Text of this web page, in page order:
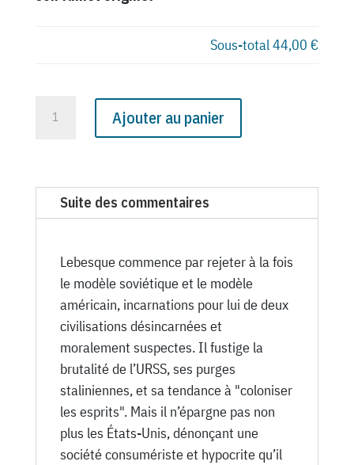
Sous-total44,00 €
du
Canard
Septembre
1952
Ajouter au panier
Suite des commentaires
Lebesque commence par rejeter à la fois
le modèle soviétique et le modèle
américain, incarnations pour lui de deux
civilisations désincarnées et
moralement suspectes. Il fustige la
brutalité de l’URSS, ses purges
staliniennes, et sa tendance à "coloniser
les esprits". Mais il n’épargne pas non
plus les États-Unis, dénonçant une
société consumériste et hypocrite qu’il